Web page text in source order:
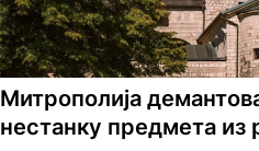
Митрополија
нестанку предмета из